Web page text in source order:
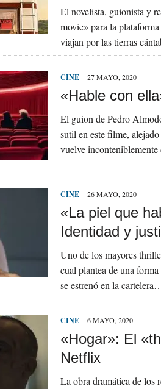
El novelista, guionista y
movie» para la
viajan por las tierras
CINE 27 MAYO, 2020
«Hable con
El guion de Pedro
sutil en este filme,
vuelve
CINE 26 MAYO, 2020
«La piel que
Identidad y
Uno de los mayores
cual plantea de una
se estrenó en la
CINE 6 MAYO, 2020
«Hogar»: El
Netflix
La obra dramática de los